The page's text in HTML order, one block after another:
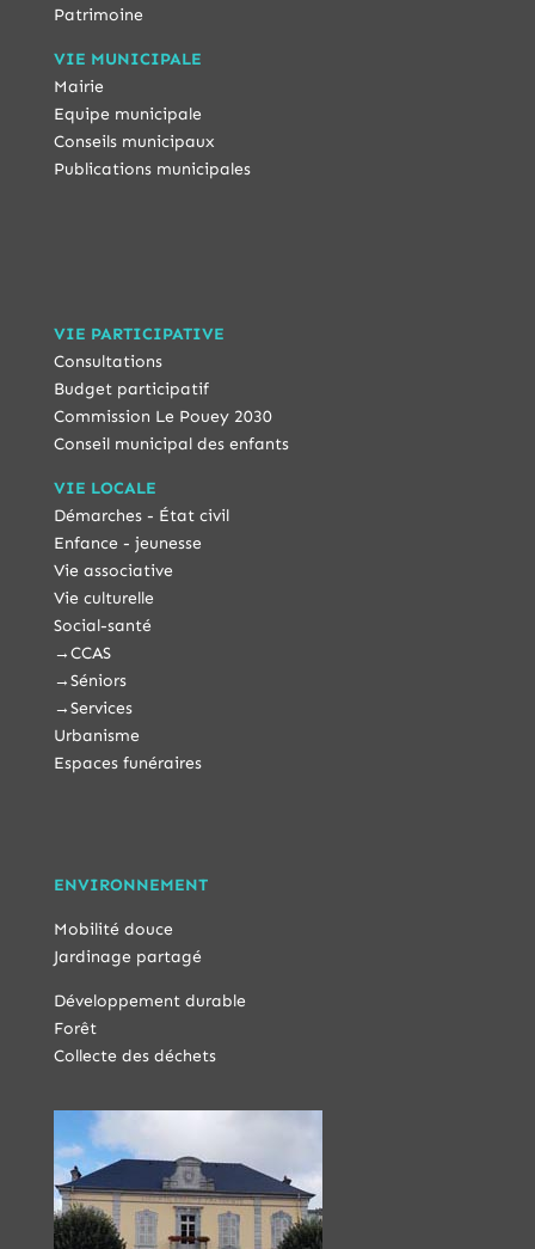
Patrimoine
VIE MUNICIPALE
Mairie
Equipe municipale
Conseils municipaux
Publications municipales
VIE PARTICIPATIVE
Consultations
Budget participatif
Commission Le Pouey 2030
Conseil municipal des enfants
VIE LOCALE
Démarches - État civil
Enfance - jeunesse
Vie associative
Vie culturelle
Social-santé
→CCAS
→Séniors
→Services
Urbanisme
Espaces funéraires
ENVIRONNEMENT
Mobilité douce
Jardinage partagé
Développement durable
Forêt
Collecte des déchets